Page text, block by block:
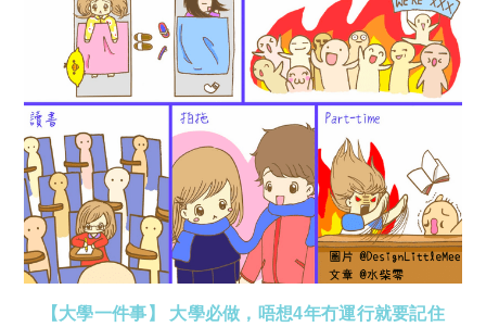
【大學一件事】 大學必做，唔想4年冇運行就要記住